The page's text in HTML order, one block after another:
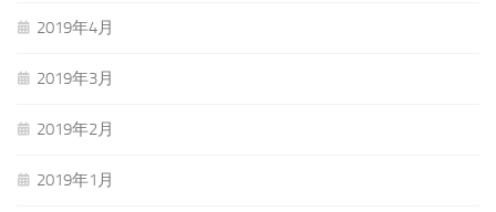
2019年4月
2019年3月
2019年2月
2019年1月